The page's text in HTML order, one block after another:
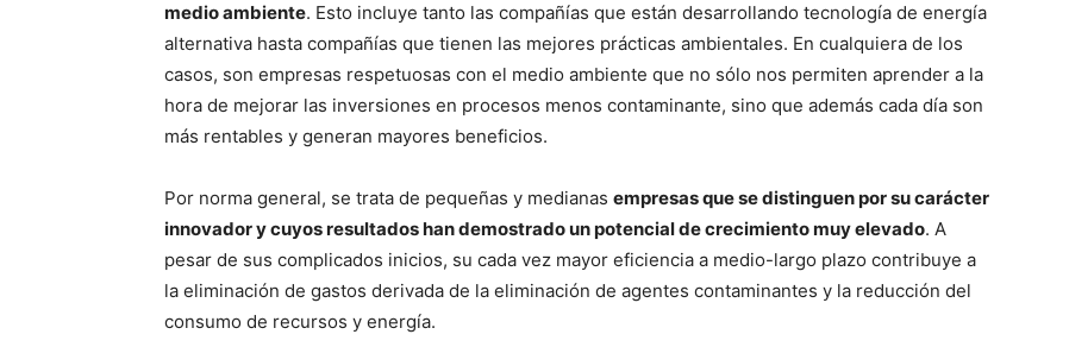
medio ambiente. Esto incluye tanto las compañías que están desarrollando tecnología de energía
alternativa hasta compañías que tienen las mejores prácticas ambientales. En cualquiera de los
casos, son empresas respetuosas con el medio ambiente que no sólo nos permiten aprender a la
hora de mejorar las inversiones en procesos menos contaminante, sino que además cada día son
más rentables y generan mayores beneficios.
Por norma general, se trata de pequeñas y medianas empresas que se distinguen por su carácter
innovador y cuyos resultados han demostrado un potencial de crecimiento muy elevado. A
pesar de sus complicados inicios, su cada vez mayor eficiencia a medio-largo plazo contribuye a
la eliminación de gastos derivada de la eliminación de agentes contaminantes y la reducción del
consumo de recursos y energía.